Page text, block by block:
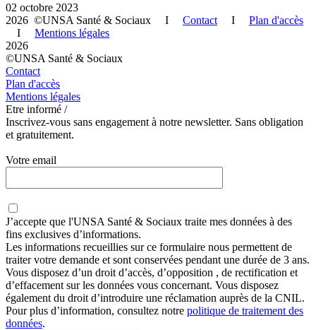
02 octobre 2023
2026 ©UNSA Santé & Sociaux I Contact I Plan d'accès
I Mentions légales
2026
©UNSA Santé & Sociaux
Contact
Plan d'accès
Mentions légales
Etre informé /
Inscrivez-vous sans engagement à notre newsletter. Sans obligation
et gratuitement.
Votre email
J’accepte que l'UNSA Santé & Sociaux traite mes données à des
fins exclusives d’informations.
Les informations recueillies sur ce formulaire nous permettent de
traiter votre demande et sont conservées pendant une durée de 3 ans.
Vous disposez d’un droit d’accès, d’opposition , de rectification et
d’effacement sur les données vous concernant. Vous disposez
également du droit d’introduire une réclamation auprès de la CNIL.
Pour plus d’information, consultez notre politique de traitement des
données.